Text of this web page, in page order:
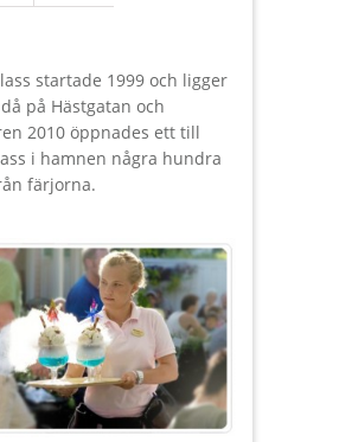
startade 1999 och ligger
på Hästgatan och
2010 öppnades ett till
i hamnen några hundra
färjorna.